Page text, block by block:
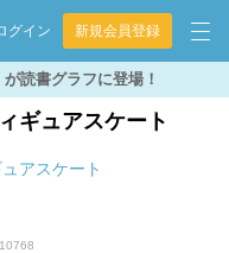
グイン 新規会員登録
読書グラフに登場！
ギュアスケート
アスケート